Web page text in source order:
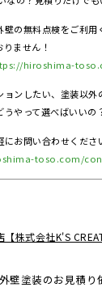
の無料点検をご利用
ません！
hiroshima-
ョンしたい、塗装以
やって選べばいいの
お問い合わせくださ
toso.com/
株式会社K'S
塗装のお見積り